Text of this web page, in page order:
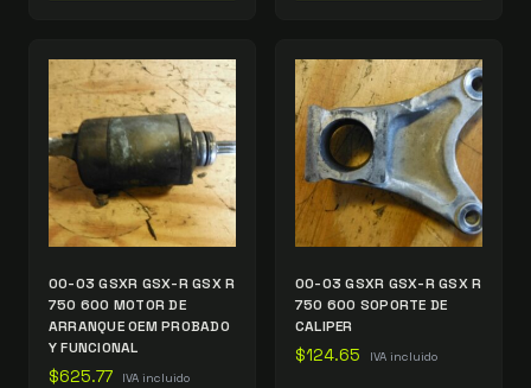
00-03 GSXR GSX-R GSX R
750 600 MOTOR DE
ARRANQUE OEM PROBADO
Y FUNCIONAL
$625.77 IVA incluido
00-03 GSXR GSX-R GSX R
750 600 SOPORTE DE
CALIPER
$124.65 IVA incluido